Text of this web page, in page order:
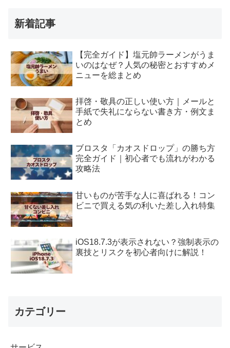
新着記事
【完全ガイド】塩元帥ラーメンがうま
いのはなぜ？人気の秘密とおすすめメ
ニューを総まとめ
拝啓・敬具の正しい使い方｜メールと
手紙で失礼にならない書き方・例文ま
とめ
ブロスタ「カオスドロップ」の勝ち方
完全ガイド｜初心者でも流れがわかる
攻略法
甘いものが苦手な人に喜ばれる！コン
ビニで買える気の利いた差し入れ特集
iOS18.7.3が表示されない？強制表示の
裏技とリスクを初心者向けに解説！
カテゴリー